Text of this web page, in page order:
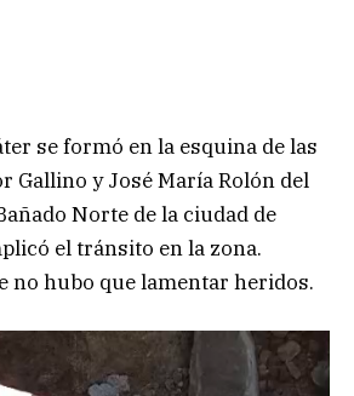
se formó en la esquina de las
Gallino y José María Rolón del
Norte de la ciudad de
el tránsito en la zona.
no hubo que lamentar heridos.